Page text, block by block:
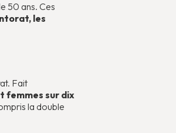
50 ans. Ces
les
Fait
femmes sur dix
la double